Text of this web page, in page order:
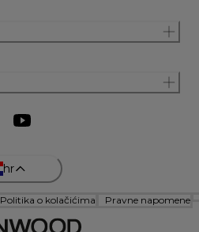
hr
Politika o kolačićima Pravne napomene